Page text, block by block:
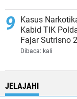
Kasus
Kabid TIK
Fajar Sutrisno
Dibaca: kali
JELAJAHI